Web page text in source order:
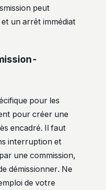
peut
un arrêt immédiat
pour les
pour créer une
encadré. Il faut
interruption et
une commission,
démissionner. Ne
de votre